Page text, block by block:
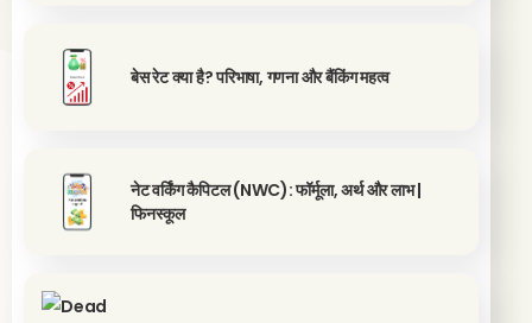
बेस रेट क्या है? परिभाषा, गणना और बैंकिंग महत्व
नेट वर्किंग कैपिटल (NWC): फॉर्मूला, अर्थ और लाभ |
फिनस्कूल